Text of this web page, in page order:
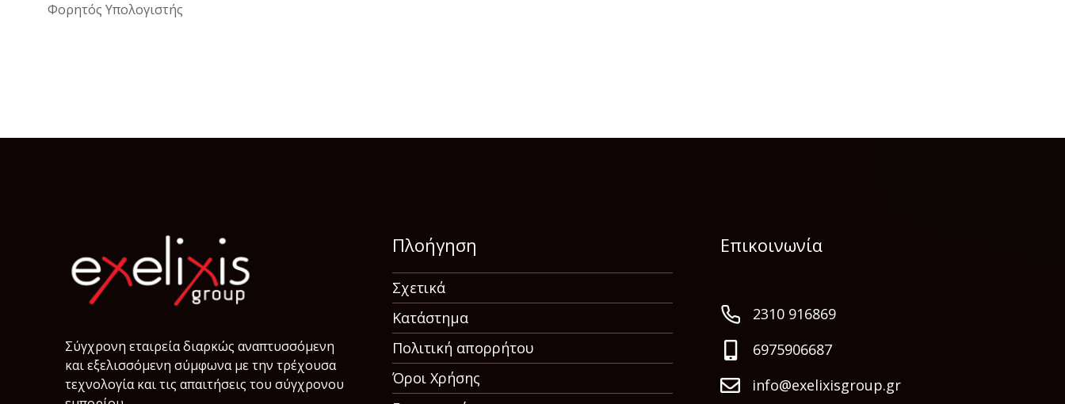
Φορητός Υπολογιστής
Σύγχρονη εταιρεία διαρκώς αναπτυσσόμενη
και εξελισσόμενη σύμφωνα µε την τρέχουσα
τεχνολογία και τις απαιτήσεις του σύγχρονου
Πλοήγηση
Σχετικά
Κατάστημα
Πολιτική απορρήτου
Όροι Χρήσης
Επικοινωνία
2310 916869
6975906687
info@exelixisgroup.gr